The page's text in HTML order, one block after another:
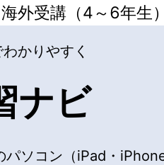
海外受講（4～6年生
かりやすく
ナビ
パソコン（iPad・